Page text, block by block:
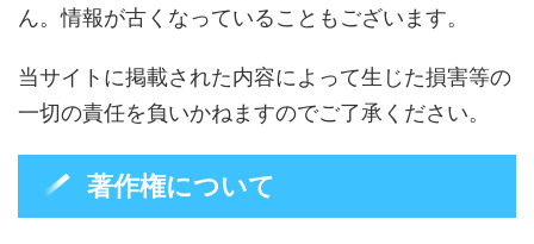
ん。情報が古くなっていることもございます。
当サイトに掲載された内容によって生じた損害等の
一切の責任を負いかねますのでご了承ください。
著作権について